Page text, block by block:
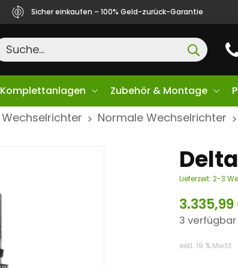
Sicher einkaufen – 100% Geld-zurück-Garantie
Komplettanlagen Zubehör & Montage
Wechselrichter > Normale Wechselrichter >
Lieferzeit: 2-3
3.335,99
3 verfügbar
exkl. 19 % MwSt.